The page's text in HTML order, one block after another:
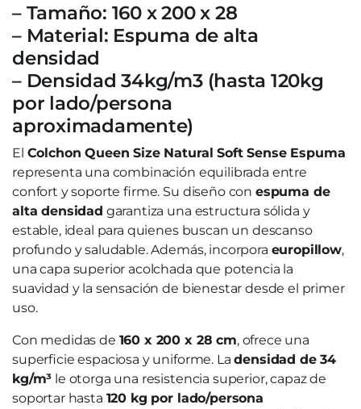
– Tamaño: 160 x 200 x 28
– Material: Espuma de alta
densidad
– Densidad 34kg/m3 (hasta 120kg
por lado/persona
aproximadamente)
El Colchon Queen Size Natural Soft Sense Espuma
representa una combinación equilibrada entre
confort y soporte firme. Su diseño con espuma de
alta densidad garantiza una estructura sólida y
estable, ideal para quienes buscan un descanso
profundo y saludable. Además, incorpora europillow,
una capa superior acolchada que potencia la
suavidad y la sensación de bienestar desde el primer
uso.
Con medidas de 160 x 200 x 28 cm, ofrece una
superficie espaciosa y uniforme. Ladensidad de 34
kg/m³ le otorga una resistencia superior, capaz de
soportar hasta 120 kg por lado/persona